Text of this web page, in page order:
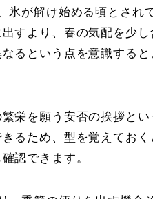
氷が解け始める頃とされ
すより、春の気配を少
るという点を意識する
栄を願う安否の挨拶と
るため、型を覚えてお
認できます。